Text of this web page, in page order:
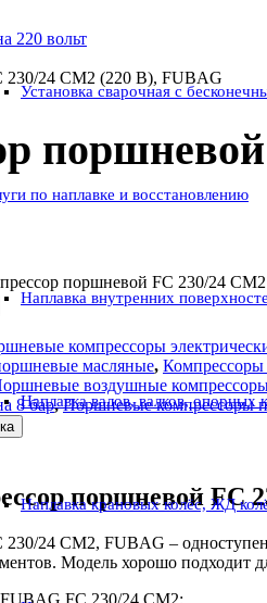
Установка сварочная с
по наплавке и восстановлению
Наплавка внутренних
Наплавка валов, валков, опорных
Наплавка крановых колёс, ЖД
220 вольт
24 CM2 (220 В), FUBAG
поршневой FС 230/24
компрессоры
масляные,
воздушные
8 бар,Поршневые компрессоры
поршневой FС
24 CM2, FUBAG –
Модель хорошо подходит
FС 230/24 CM2: